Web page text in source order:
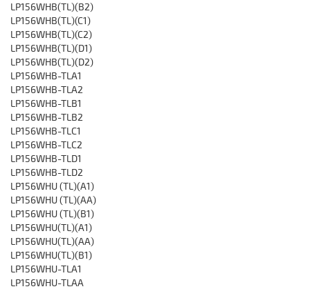
LP156WHB(TL)(B2)
LP156WHB(TL)(C1)
LP156WHB(TL)(C2)
LP156WHB(TL)(D1)
LP156WHB(TL)(D2)
LP156WHB-TLA1
LP156WHB-TLA2
LP156WHB-TLB1
LP156WHB-TLB2
LP156WHB-TLC1
LP156WHB-TLC2
LP156WHB-TLD1
LP156WHB-TLD2
LP156WHU (TL)(A1)
LP156WHU (TL)(AA)
LP156WHU (TL)(B1)
LP156WHU(TL)(A1)
LP156WHU(TL)(AA)
LP156WHU(TL)(B1)
LP156WHU-TLA1
LP156WHU-TLAA